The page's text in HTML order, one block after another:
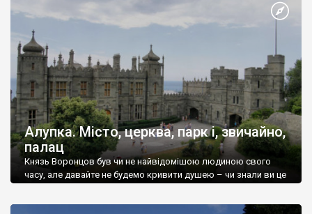
Алупка. Місто, церква, парк і, звичайно,
палац
Князь Воронцов був чи не найвідомішою людиною свого
часу, але давайте не будемо кривити душею – чи знали ви це